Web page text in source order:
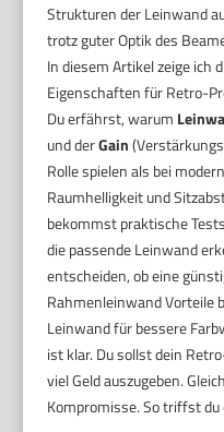
Strukturen der Leinwand
trotz guter Optik des
In diesem Artikel zeige ich
Eigenschaften für Retro-
Du erfährst, warum
und derGain
Rolle spielen als bei
Raumhelligkeit und
bekommst praktische
die passende Leinwand
entscheiden, ob eine
Rahmenleinwand Vorteile
Leinwand für bessere
ist klar. Du sollst dein
viel Geld auszugeben.
Kompromisse. So triffst